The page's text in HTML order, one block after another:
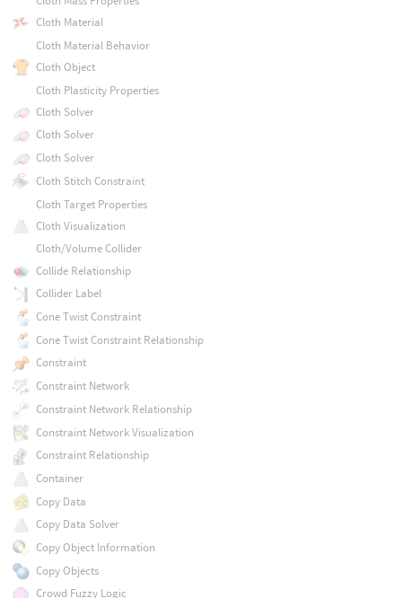
Cloth Material
Cloth Material Behavior
Cloth Object
Cloth Plasticity Properties
Cloth Solver
Cloth Solver
Cloth Solver
Cloth Stitch Constraint
Cloth Target Properties
Cloth Visualization
Cloth/Volume Collider
Collide Relationship
Collider Label
Cone Twist Constraint
Cone Twist Constraint Relationship
Constraint
Constraint Network
Constraint Network Relationship
Constraint Network Visualization
Constraint Relationship
Container
Copy Data
Copy Data Solver
Copy Object Information
Copy Objects
Crowd Fuzzy Logic